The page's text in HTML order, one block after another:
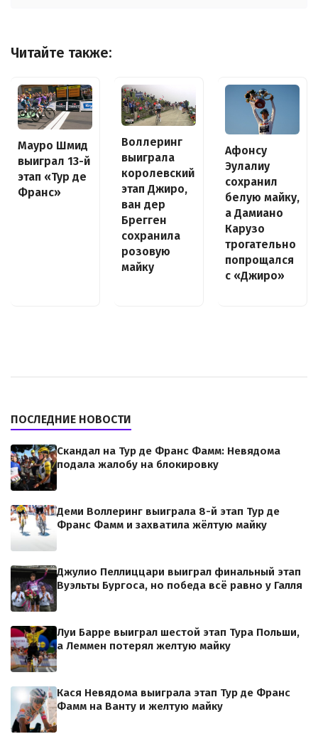
Читайте также:
Мауро Шмид
выиграл 13-й
этап «Тур де
Франс»
Воллеринг
выиграла
королевский
этап Джиро,
ван дер
Брегген
сохранила
розовую
майку
Афонсу
Эулалиу
сохранил
белую майку,
а Дамиано
Карузо
трогательно
попрощался
с «Джиро»
ПОСЛЕДНИЕ НОВОСТИ
Скандал на Тур де Франс Фамм: Невядома
подала жалобу на блокировку
Деми Воллеринг выиграла 8-й этап Тур де
Франс Фамм и захватила жёлтую майку
Джулио Пеллиццари выиграл финальный этап
Вуэльты Бургоса, но победа всё равно у Галля
Луи Барре выиграл шестой этап Тура Польши,
а Леммен потерял желтую майку
Кася Невядома выиграла этап Тур де Франс
Фамм на Ванту и желтую майку